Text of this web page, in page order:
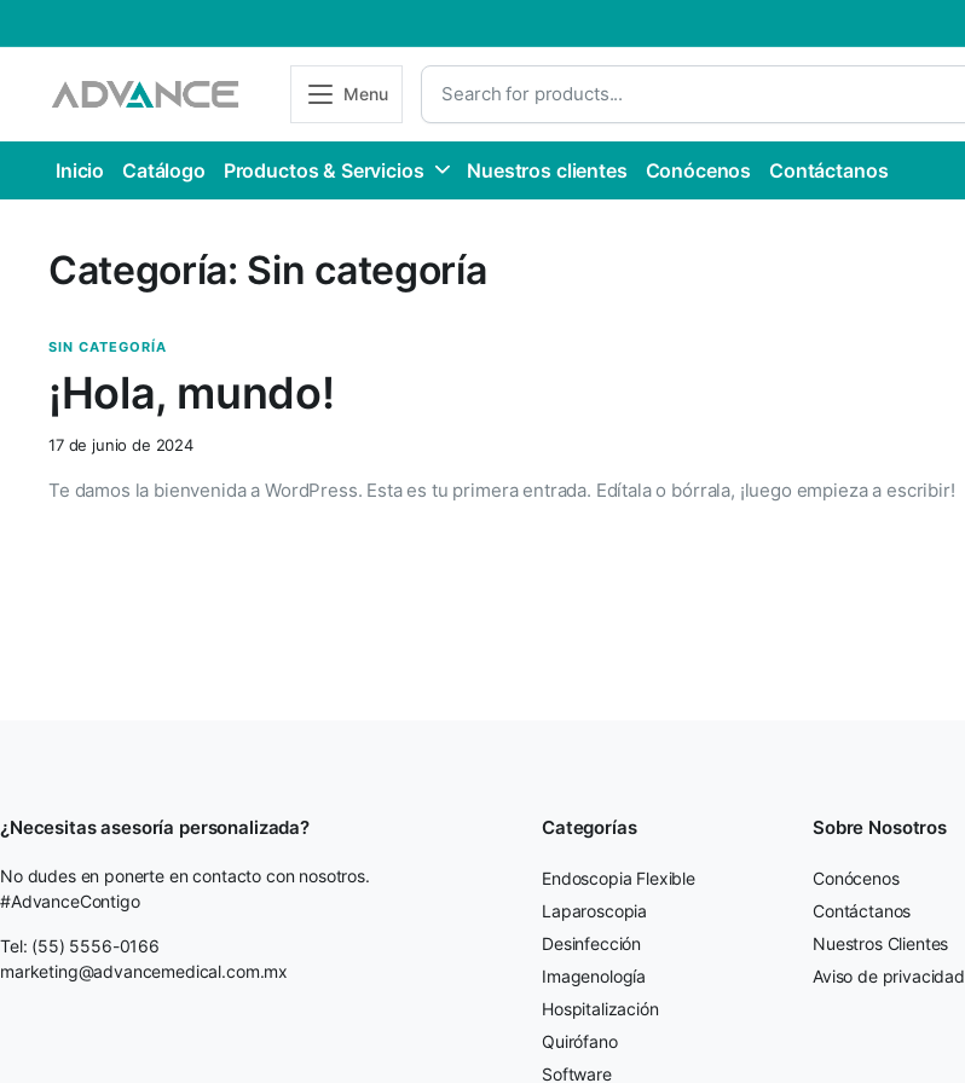
Menu
Inicio Catálogo Productos & Servicios Nuestros clientes Conócenos Contáctanos
Categoría: Sin categoría
SIN CATEGORÍA
¡Hola, mundo!
17 de junio de 2024
Te damos la bienvenida a WordPress. Esta es tu primera entrada. Edítala o bórrala, ¡luego empieza a escribir!
¿Necesitas asesoría personalizada?
No dudes en ponerte en contacto con nosotros.
#AdvanceContigo
Tel: (55) 5556-0166
marketing@advancemedical.com.mx
Categorías
Endoscopia Flexible
Laparoscopia
Desinfección
Imagenología
Hospitalización
Quirófano
Software
Sobre Nosotros
Conócenos
Contáctanos
Nuestros Clientes
Aviso de privacidad